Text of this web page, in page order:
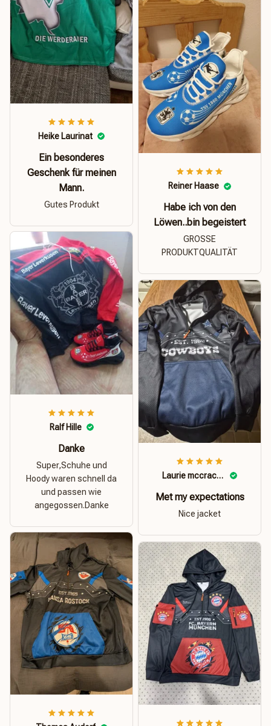
Heike Laurinat
Ein besonderes
Geschenk für meinen
Mann.
Gutes Produkt
Reiner Haase
Habe ich von den
Löwen..bin begeistert
GROSSE
PRODUKTQUALITÄT
Ralf Hille
Danke
Super,Schuhe und
Hoody waren schnell da
und passen wie
angegossen.Danke
Laurie mccracken
Met my expectations
Nice jacket